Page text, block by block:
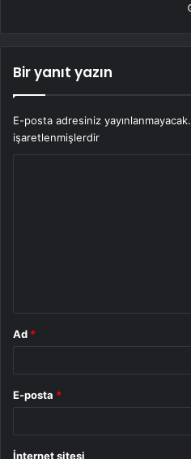
Bir yanıt yazın
E-posta adresiniz yayınlanmayacak.
işaretlenmişlerdir
Ad *
E-posta *
İnternet sitesi